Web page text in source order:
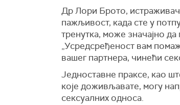
Др Лори Брото,
пажљивост, када сте у
тренутка, може значајно
„Усредсређеност вам
вашег партнера, чинећи
Једноставне праксе, као
које доживљавате, могу
сексуалних односа.